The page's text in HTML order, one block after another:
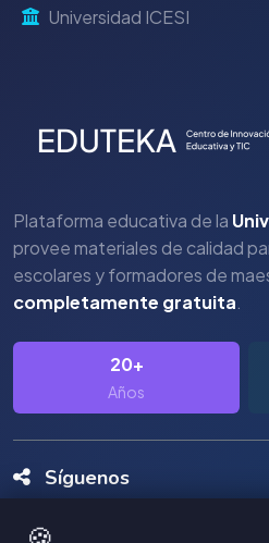
Universidad ICESI
Plataforma educativa de la
provee materiales de calidad
escolares y formadores de
completamente gratuita.
20+
Años
Síguenos